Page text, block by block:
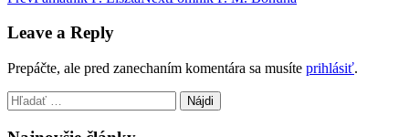
navigation
Leave a Reply
Prepáčte, ale pred zanechaním komentára sa musíte prihlásiť.
Hľadať: